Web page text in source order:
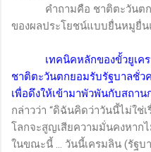
คำถามคือ ชาติตะวันตกพ
ของผลประโยชน์แบบยื่นหมูยื่
เทคนิคหลักของขั้วยูเค
ชาติตะวันตกยอมรับรัฐบาลชั่ว
เพื่อดึงให้เข้ามาพัวพันกับสถา
กล่าวว่า “ดิฉันคิดว่าวันนี้ไม่ใช่
โลกจะสูญเสียความมั่นคงหาก
ในขณะนี้ ... วันนี้เครมลิน (รัฐบ